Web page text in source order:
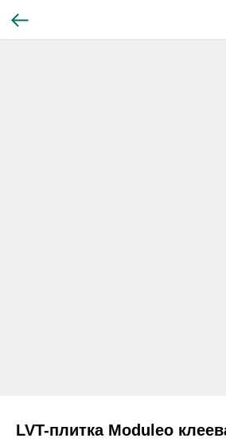
LVT-плитка Moduleo